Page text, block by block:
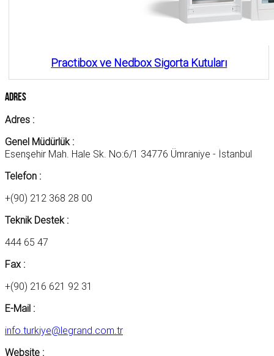
Practibox ve Nedbox Sigorta Kutuları
Adres
Adres :
Genel Müdürlük :
Esenşehir Mah. Hale Sk. No:6/1 34776 Ümraniye - İstanbul
Telefon :
+(90) 212 368 28 00
Teknik Destek :
444 65 47
Fax :
+(90) 216 621 92 31
E-Mail :
info.turkiye@legrand.com.tr
Website :